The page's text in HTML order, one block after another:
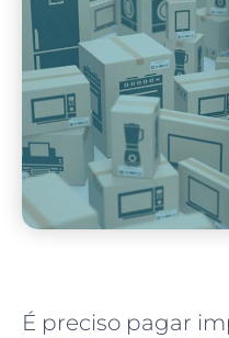
É preciso pagar